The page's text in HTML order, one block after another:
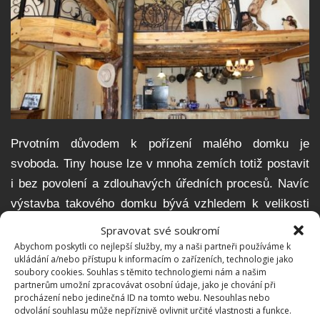
Spravovat své soukromí
Abychom poskytli co nejlepší služby, my a naši partneři používáme k
ukládání a/nebo přístupu k informacím o zařízeních, technologie jako
soubory cookies. Souhlas s těmito technologiemi nám a našim
partnerům umožní zpracovávat osobní údaje, jako je chování při
procházení nebo jedinečná ID na tomto webu. Nesouhlas nebo
odvolání souhlasu může nepříznivě ovlivnit určité vlastnosti a funkce.
Prvotním důvodem k pořízení malého domku je
svoboda. Tiny house lze v mnoha zemích totiž postavit
i bez povolení a zdlouhavých úředních procesů. Navíc
výstavba takového domku bývá vzhledem k velikosti
stavby obvykle rychlá. Při troše šikovnosti je možné
tiny house postavit svépomocí. Některé tyto domky
mají i mobilní charakter, takže je možné je i podle
aktuálních potřeb přemisťovat. Fenoménu maličkých
domků nahrává do karet i fakt, že současné směry